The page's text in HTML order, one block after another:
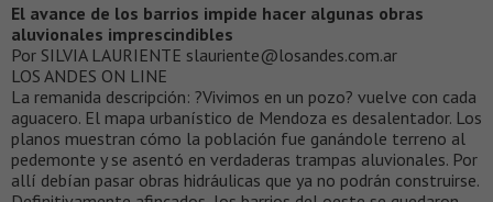
El avance de los barrios impide hacer algunas obras
aluvionales imprescindibles
Por SILVIA LAURIENTE slauriente@losandes.com.ar
LOS ANDES ON LINE
La remanida descripción: ?Vivimos en un pozo? vuelve con cada
aguacero. El mapa urbanístico de Mendoza es desalentador. Los
planos muestran cómo la población fue ganándole terreno al
pedemonte y se asentó en verdaderas trampas aluvionales. Por
allí debían pasar obras hidráulicas que ya no podrán construirse.